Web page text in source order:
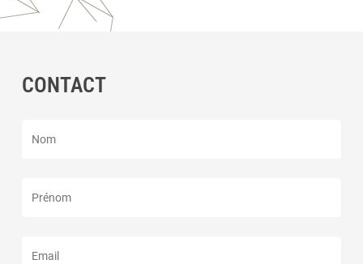
CONTACT